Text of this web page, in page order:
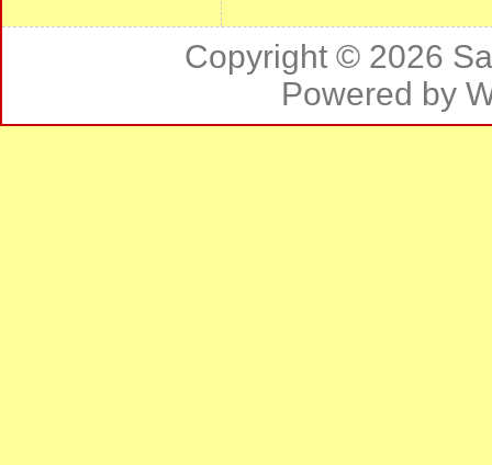
Copyright © 2026
Powered by